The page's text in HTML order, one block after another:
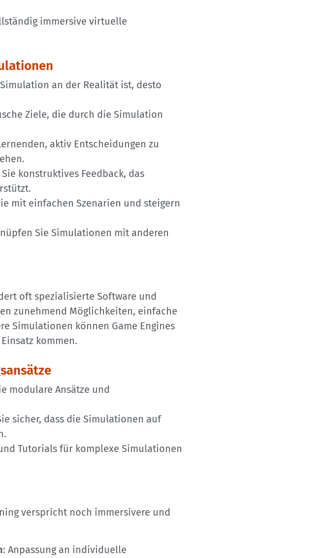
immersive virtuelle
an der Realität ist, desto
Ziele, die durch die Simulation
aktiv Entscheidungen zu
konstruktives Feedback, das
mit einfachen Szenarien und steigern
Sie Simulationen mit anderen
oft spezialisierte Software und
zunehmend Möglichkeiten, einfache
Simulationen können Game Engines
kommen.
modulare Ansätze und
sicher, dass die Simulationen auf
Tutorials für komplexe Simulationen
verspricht noch immersivere und
: Anpassung an individuelle